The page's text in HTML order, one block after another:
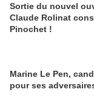
Sortie du nouvel
Claude Rolinat
Pinochet !
Marine Le Pen,
pour ses